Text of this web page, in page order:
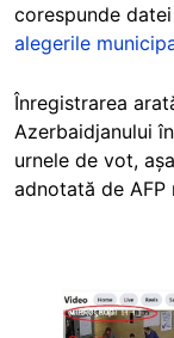
corespunde
alegerile
Înregistrarea
Azerbaidjanului
urnele de vot,
adnotată de AFP